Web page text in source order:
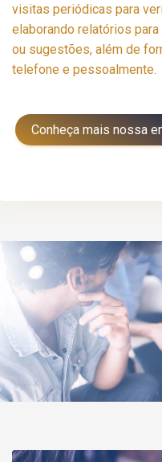
visitas periódicas para
elaborando relatórios
ou sugestões, além de
telefone e pessoalmente.
Conheça mais nossa